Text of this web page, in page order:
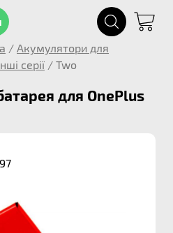
/ Акумулятори для
серії / Two
для OnePlus